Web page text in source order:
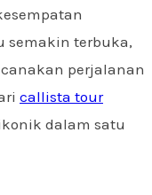
semakin terbuka,
perjalanan
callista tour
dalam satu